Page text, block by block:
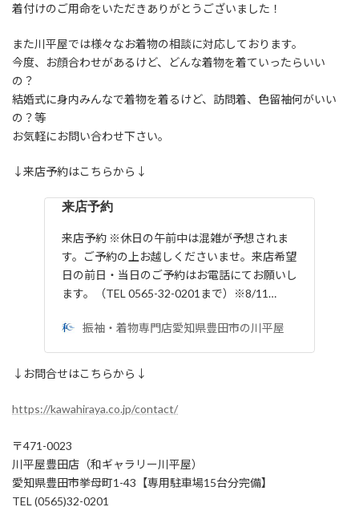
着付けのご用命をいただきありがとうございました！
また川平屋では様々なお着物の相談に対応しております。
今度、お顔合わせがあるけど、どんな着物を着ていったらいい
の？
結婚式に身内みんなで着物を着るけど、訪問着、色留袖何がいい
の？等
お気軽にお問い合わせ下さい。
↓来店予約はこちらから↓
来店予約
来店予約 ※休日の午前中は混雑が予想されま
す。ご予約の上お越しくださいませ。来店希望
日の前日・当日のご予約はお電話にてお願いし
ます。（TEL 0565-32-0201まで）※8/11…
振袖・着物専門店愛知県豊田市の川平屋
↓お問合せはこちらから↓
https://kawahiraya.co.jp/contact/
〒471-0023
川平屋豊田店（和ギャラリー川平屋）
愛知県豊田市挙母町1-43【専用駐車場15台分完備】
TEL (0565)32-0201